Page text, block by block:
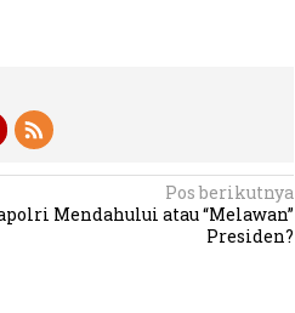
Pos berikutnya
Mendahului atau “Melawan”
Presiden?